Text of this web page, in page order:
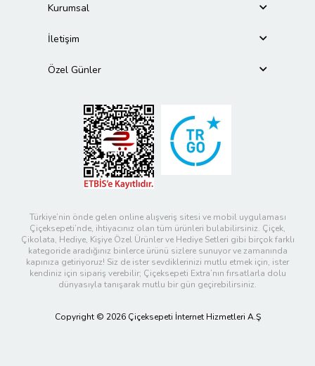
Kurumsal
İletişim
Özel Günler
Türkiye’nin önde gelen online alışveriş sitesi ve mobil uygulaması
Çiçeksepeti’nde, ihtiyacınız olan tüm ürünleri bulabilirsiniz. Çiçek,
Çikolata, Hediye, Kişiye Özel Ürünler ve Hediye Setleri gibi birçok farklı
kategoride aradığınız binlerce ürünü sizlere sunuyor ve zamanında
kapınıza getiriyoruz! Siz de ister sevdiklerinizi mutlu etmek için, ister
kendiniz için sipariş verebilir; Çiçeksepeti Extra’nın fırsatlarla dolu
dünyasıyla tanışarak mutlu bir gün geçirebilirsiniz.
Copyright © 2026 Çiçeksepeti İnternet Hizmetleri A.Ş